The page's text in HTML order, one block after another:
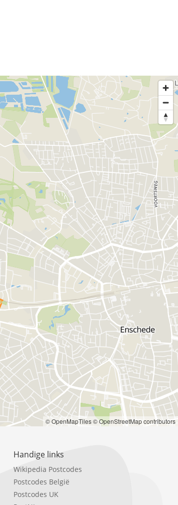
© OpenMapTiles© OpenStreetMap contributors
Handige links
Wikipedia Postcodes
Postcodes België
Postcodes UK